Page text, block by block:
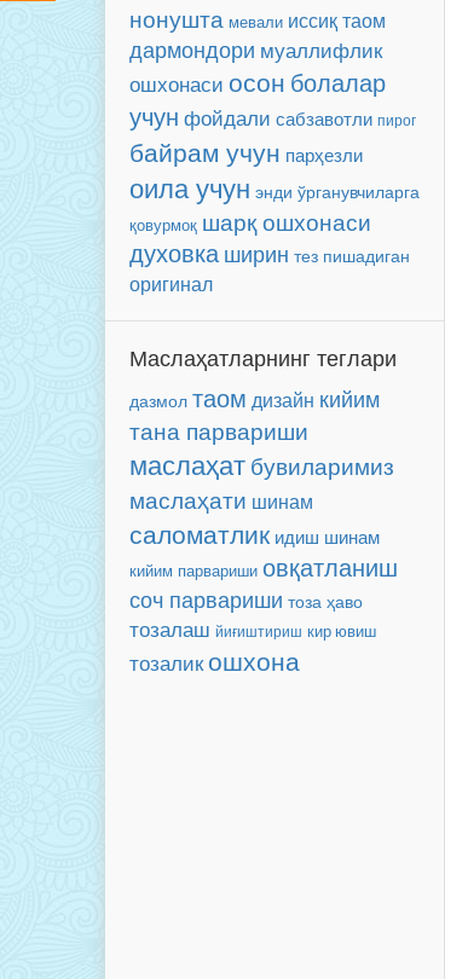
нонушта мевали иссиқ таом
дармондори муаллифлик
ошхонаси осон болалар
учун фойдали сабзавотли пирог
байрам учун парҳезли
оила учун энди ўрганувчиларга
қовурмоқ шарқ ошхонаси
духовкаширин тез пишадиган
оригинал
Маслаҳатларнинг теглари
дазмол таом дизайн кийим
тана парвариши
маслаҳатбувиларимиз
маслаҳати шинам
саломатлик идиш шинам
кийим парвариши овқатланиш
соч парвариши тоза ҳаво
тозалаш йиғиштириш кир ювиш
тозалик ошхона